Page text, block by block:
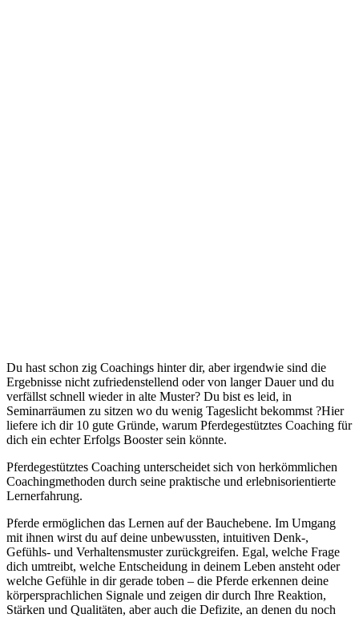
Du hast schon zig Coachings hinter dir, aber irgendwie sind die
Ergebnisse nicht zufriedenstellend oder von langer Dauer und du
verfällst schnell wieder in alte Muster? Du bist es leid, in
Seminarräumen zu sitzen wo du wenig Tageslicht bekommst ?Hier
liefere ich dir 10 gute Gründe, warum Pferdegestütztes Coaching für
dich ein echter Erfolgs Booster sein könnte.
Pferdegestütztes Coaching unterscheidet sich von herkömmlichen
Coachingmethoden durch seine praktische und erlebnisorientierte
Lernerfahrung.
Pferde ermöglichen das Lernen auf der Bauchebene. Im Umgang
mit ihnen wirst du auf deine unbewussten, intuitiven Denk-,
Gefühls- und Verhaltensmuster zurückgreifen. Egal, welche Frage
dich umtreibt, welche Entscheidung in deinem Leben ansteht oder
welche Gefühle in dir gerade toben – die Pferde erkennen deine
körpersprachlichen Signale und zeigen dir durch Ihre Reaktion,
Stärken und Qualitäten, aber auch die Defizite, an denen du noch